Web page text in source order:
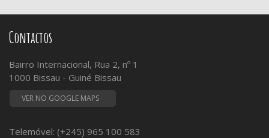
Contactos
Bairro Internacional, Rua 2, nº 1
1000 Bissau - Guiné Bissau
VER NO GOOGLE MAPS
Telemóvel: (+245) 965 100 583